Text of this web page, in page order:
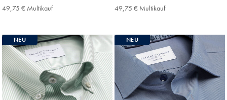
84,95
49,75 € Multikauf49,75
Price
69,95
49,75 € Multikauf49,75
Price
NEU NEU